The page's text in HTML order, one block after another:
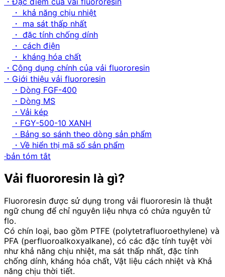
・ khả năng chịu nhiệt
・ ma sát thấp nhất
・ đặc tính chống dính
・ cách điện
・ kháng hóa chất
・Công dụng chính của vải fluororesin
・Giới thiệu vải fluororesin
・Dòng FGF-400
・Dòng MS
・Vải kép
・FGY-500-10 XANH
・Bảng so sánh theo dòng sản phẩm
・Về hiển thị mã số sản phẩm
·bản tóm tắt
Vải fluororesin là gì?
Fluororesin được sử dụng trong vải fluororesin là thuật
ngữ chung để chỉ nguyên liệu nhựa có chứa nguyên tử
flo.
Có chín loại, bao gồm PTFE (polytetrafluoroethylene) và
PFA (perfluoroalkoxyalkane), có các đặc tính tuyệt vời
như khả năng chịu nhiệt, ma sát thấp nhất, đặc tính
chống dính, kháng hóa chất, Vật liệu cách nhiệt và Khả
năng chịu thời tiết.